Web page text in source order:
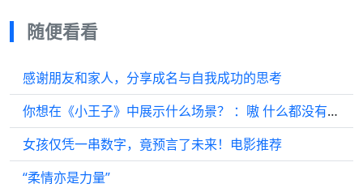
随便看看
感谢朋友和家人，分享成名与自我成功的思考
你想在《小王子》中展示什么场景？ ：嗷 什么都没有 ：真的吗？
女孩仅凭一串数字，竟预言了未来！电影推荐
“柔情亦是力量”